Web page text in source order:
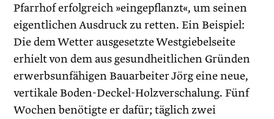
Pfarrhof erfolgreich »eingepflanzt«, um seinen
eigentlichen Ausdruck zu retten. Ein Beispiel:
Die dem Wetter ausgesetzte Westgiebelseite
erhielt von dem aus gesundheitlichen Gründen
erwerbsunfähigen Bauarbeiter Jörg eine neue,
vertikale Boden-Deckel-Holzverschalung. Fünf
Wochen benötigte er ­dafür; täglich zwei